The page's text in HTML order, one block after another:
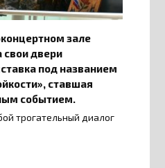
зале
свои двери
под названием
ставшая
событием.
трогательный диалог